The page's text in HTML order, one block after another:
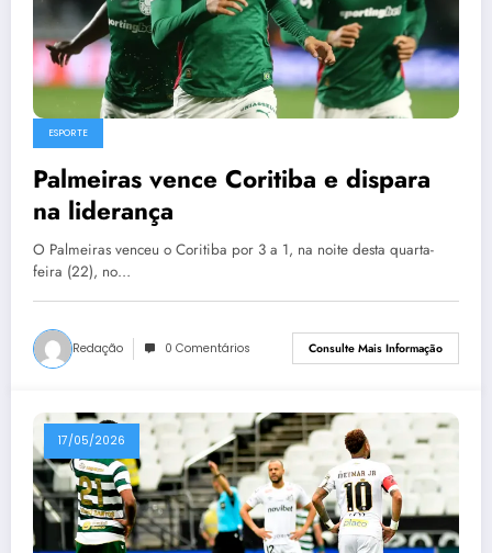
ESPORTE
Palmeiras vence Coritiba e dispara
na liderança
O Palmeiras venceu o Coritiba por 3 a 1, na noite desta quarta-
feira (22), no…
Redação 0 Comentários Consulte Mais Informação
17/05/2026